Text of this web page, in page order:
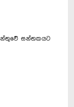
සන්තකයට